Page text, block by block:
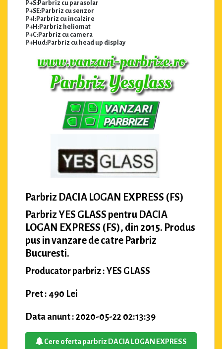
P+S:Parbriz cu parasolar
P+SE:Parbriz cu senzor
P+I:Parbriz cu incalzire
P+H:Parbriz heliomat
P+C:Parbriz cu camera
P+Hud:Parbriz cu head up display
Parbriz DACIA LOGAN EXPRESS (FS)
Parbriz YES GLASS pentru DACIA
LOGAN EXPRESS (FS), din 2015. Produs
pus in vanzare de catre Parbriz
Bucuresti.
Producator parbriz : YES GLASS
Pret : 490 Lei
Data anunt : 2020-05-22 02:13:39
Cere oferta parbriz DACIA LOGAN EXPRESS